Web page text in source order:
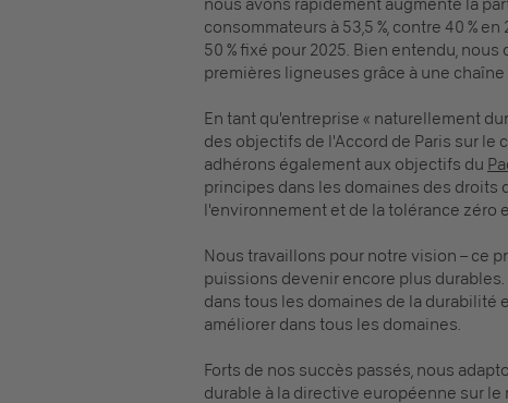
nous avons rapidement augmenté la
consommateurs à 53,5 %, contre 40 %
50 % fixé pour 2025. Bien entendu,
premières ligneuses grâce à une
En tant qu'entreprise « naturellement
des objectifs de l'Accord de Paris sur le
adhérons également aux objectifs du
principes dans les domaines des droits
l'environnement et de la tolérance zéro
Nous travaillons pour notre vision – ce
puissions devenir encore plus
dans tous les domaines de la durabilité
améliorer dans tous les domaines.
Forts de nos succès passés, nous
durable à la directive européenne sur